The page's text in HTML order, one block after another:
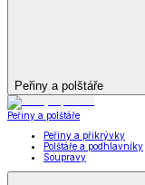
Peřiny a polštáře
Peřiny a polštáře
Peřiny a přikrývky
Polštáře a podhlavníky
Soupravy